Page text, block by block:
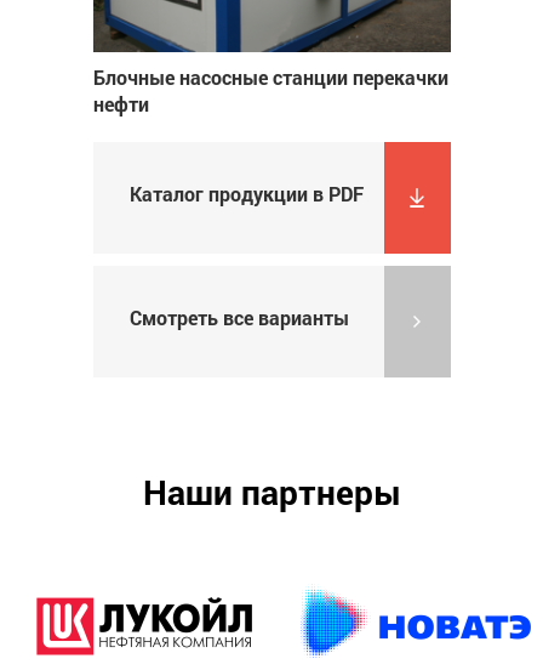
Блочные насосные станции перекачки
нефти
Каталог продукции в PDF
Смотреть все варианты
Наши партнеры